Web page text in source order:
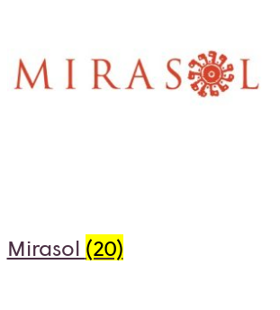
Mirasol (20)